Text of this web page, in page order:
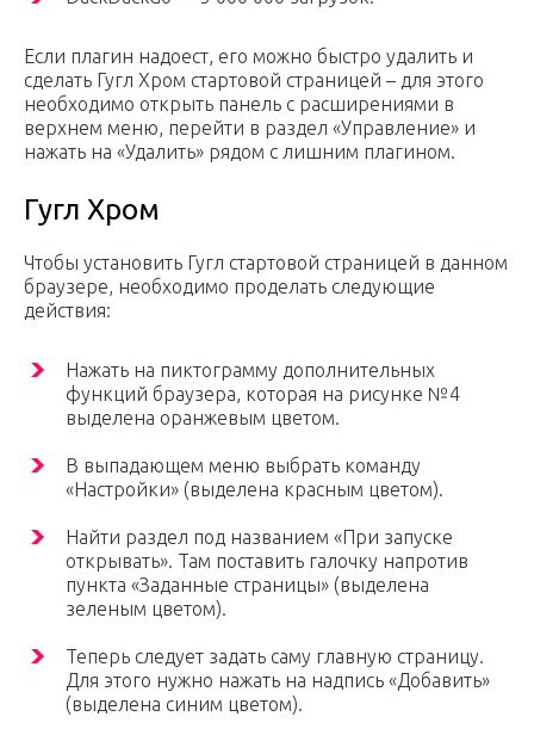
Если плагин надоест, его можно быстро удалить и
сделать Гугл Хром стартовой страницей – для этого
необходимо открыть панель с расширениями в
верхнем меню, перейти в раздел «Управление» и
нажать на «Удалить» рядом с лишним плагином.
Гугл Хром
Чтобы установить Гугл стартовой страницей в данном
браузере, необходимо проделать следующие
действия:
Нажать на пиктограмму дополнительных
функций браузера, которая на рисунке №4
выделена оранжевым цветом.
В выпадающем меню выбрать команду
«Настройки» (выделена красным цветом).
Найти раздел под названием «При запуске
открывать». Там поставить галочку напротив
пункта «Заданные страницы» (выделена
зеленым цветом).
Теперь следует задать саму главную страницу.
Для этого нужно нажать на надпись «Добавить»
(выделена синим цветом).